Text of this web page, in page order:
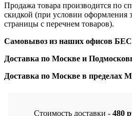
Продажа товара производится по
скидкой (при условии оформления
страницы с перечнем товаров).
Самовывоз из наших офисов
Доставка по Москве и
Доставка по Москве в пределах
Стоимость доставки - 480